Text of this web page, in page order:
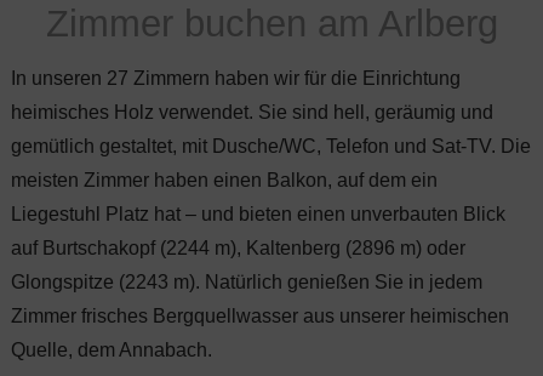
Zimmer buchen am Arlberg
In unseren 27 Zimmern haben wir für die Einrichtung
heimisches Holz verwendet. Sie sind hell, geräumig und
gemütlich gestaltet, mit Dusche/WC, Telefon und Sat-TV. Die
meisten Zimmer haben einen Balkon, auf dem ein
Liegestuhl Platz hat – und bieten einen unverbauten Blick
auf Burtschakopf (2244 m), Kaltenberg (2896 m) oder
Glongspitze (2243 m). Natürlich genießen Sie in jedem
Zimmer frisches Bergquellwasser aus unserer heimischen
Quelle, dem Annabach.